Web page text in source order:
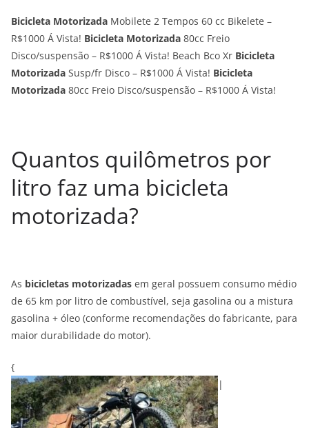
Bicicleta Motorizada Mobilete 2 Tempos 60 cc Bikelete –
R$1000 Á Vista! Bicicleta Motorizada 80cc Freio
Disco/suspensão – R$1000 Á Vista! Beach Bco Xr Bicicleta
Motorizada Susp/fr Disco – R$1000 Á Vista! Bicicleta
Motorizada 80cc Freio Disco/suspensão – R$1000 Á Vista!
Quantos quilômetros por
litro faz uma bicicleta
motorizada?
As bicicletas motorizadas em geral possuem consumo médio
de 65 km por litro de combustível, seja gasolina ou a mistura
gasolina + óleo (conforme recomendações do fabricante, para
maior durabilidade do motor).
{
|